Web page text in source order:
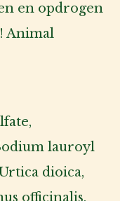
en opdrogen
Animal
lauroyl
dioica,
officinalis,